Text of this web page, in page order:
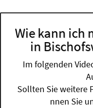
Wie kann ich
in
Im folgenden
Sollten Sie weitere
nnen Sie